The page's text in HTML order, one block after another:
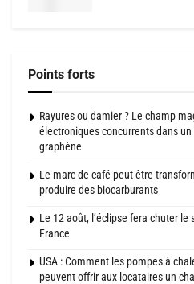
Points forts
Rayures ou damier ? Le champ
électroniques concurrents dans
graphène
Le marc de café peut être
produire des biocarburants
Le 12 août, l’éclipse fera chuter le
France
USA : Comment les pompes à
peuvent offrir aux locataires un